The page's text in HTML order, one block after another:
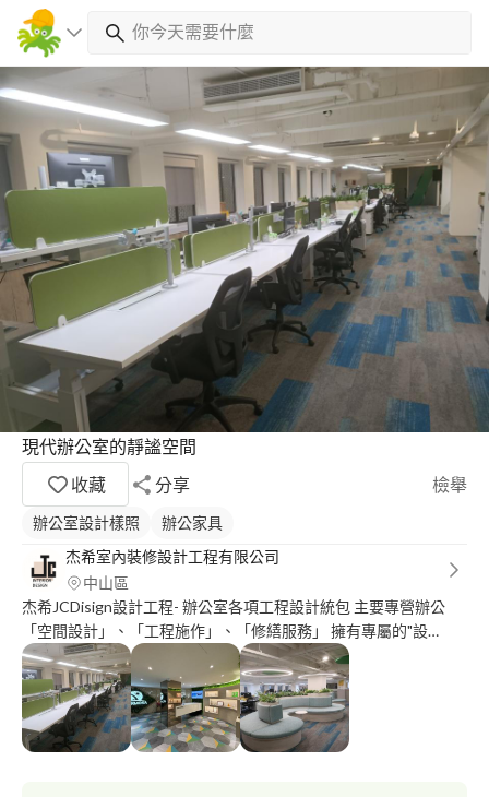
現代辦公室的靜謐空間
收藏
分享 檢舉
辦公室設計樣照
辦公家具
杰希室內裝修設計工程有限公司
中山區
杰希JCDisign設計工程- 辦公室各項工程設計統包 主要專營辦公
「空間設計」、「工程施作」、「修繕服務」 擁有專屬的"設
計"及"營造"團隊，可規劃不同所需的風格與需求，提供設計統包施
工完整服務 然而辦公設計並不僅於此，完工後的保固，日常的修
繕、遷址後舊屋的復原都是杰希的服務範疇。